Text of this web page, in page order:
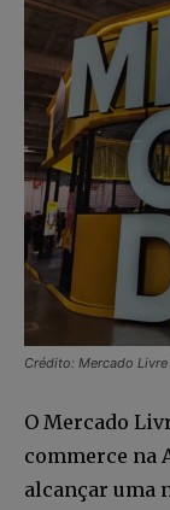
Crédito: Mercado
O Mercado
commerce na
alcançar uma